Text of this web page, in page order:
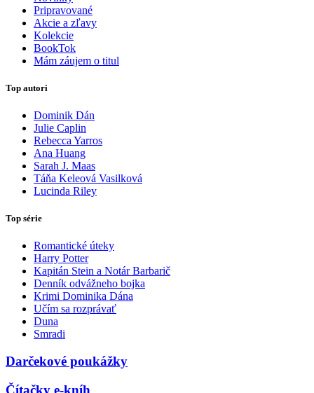
Pripravované
Akcie a zľavy
Kolekcie
BookTok
Mám záujem o titul
Top autori
Dominik Dán
Julie Caplin
Rebecca Yarros
Ana Huang
Sarah J. Maas
Táňa Keleová Vasilková
Lucinda Riley
Top série
Romantické úteky
Harry Potter
Kapitán Stein a Notár Barbarič
Denník odvážneho bojka
Krimi Dominika Dána
Učím sa rozprávať
Duna
Smradi
Darčekové poukážky
Čítačky e-kníh